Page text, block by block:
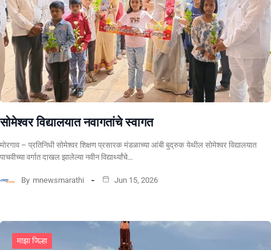
सोमेश्वर विद्यालयात नवागतांचे स्वागत
मोरगाव – प्रतिनिधी सोमेश्वर शिक्षण प्रसारक मंडळाच्या आंबी बुद्रुक येथील सोमेश्वर विद्यालयात
पाचवीच्या वर्गात दाखल झालेल्या नवीन विद्यार्थ्यांचे…
By mnewsmarathi Jun 15, 2026
माझा जिल्हा